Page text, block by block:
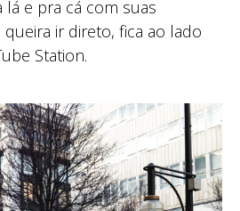
e pra cá com suas
queira ir direto, fica ao lado
Station.